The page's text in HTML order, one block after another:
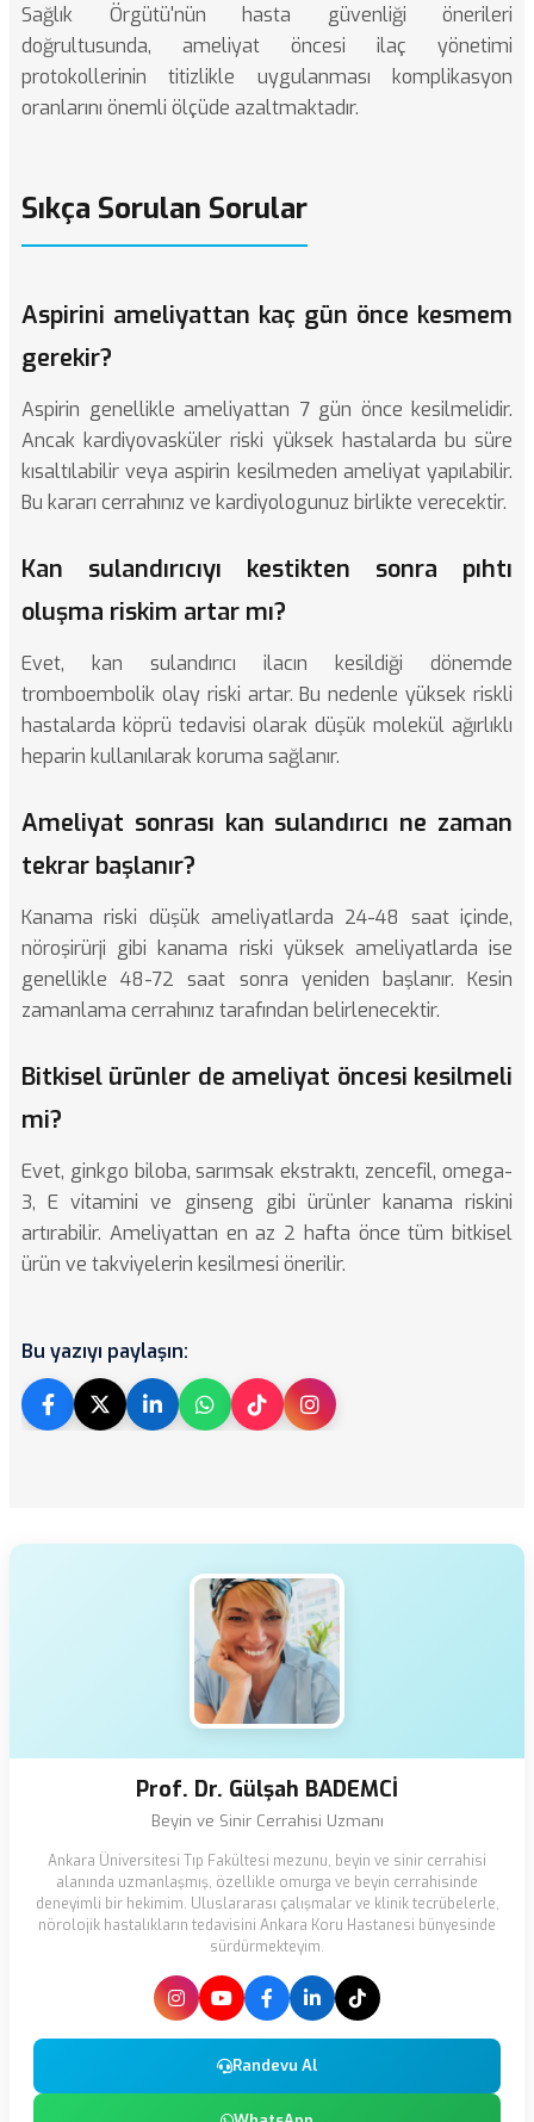
Sağlık Örgütü'nün hasta güvenliği önerileri
doğrultusunda, ameliyat öncesi ilaç yönetimi
protokollerinin titizlikle uygulanması komplikasyon
oranlarını önemli ölçüde azaltmaktadır.
Sıkça Sorulan Sorular
Aspirini ameliyattan kaç gün önce kesmem
gerekir?
Aspirin genellikle ameliyattan 7 gün önce kesilmelidir.
Ancak kardiyovasküler riski yüksek hastalarda bu süre
kısaltılabilir veya aspirin kesilmeden ameliyat yapılabilir.
Bu kararı cerrahınız ve kardiyologunuz birlikte verecektir.
Kan sulandırıcıyı kestikten sonra pıhtı
oluşma riskim artar mı?
Evet, kan sulandırıcı ilacın kesildiği dönemde
tromboembolik olay riski artar. Bu nedenle yüksek riskli
hastalarda köprü tedavisi olarak düşük molekül ağırlıklı
heparin kullanılarak koruma sağlanır.
Ameliyat sonrası kan sulandırıcı ne zaman
tekrar başlanır?
Kanama riski düşük ameliyatlarda 24-48 saat içinde,
nöroşirürji gibi kanama riski yüksek ameliyatlarda ise
genellikle 48-72 saat sonra yeniden başlanır. Kesin
zamanlama cerrahınız tarafından belirlenecektir.
Bitkisel ürünler de ameliyat öncesi kesilmeli
mi?
Evet, ginkgo biloba, sarımsak ekstraktı, zencefil, omega-
3, E vitamini ve ginseng gibi ürünler kanama riskini
artırabilir. Ameliyattan en az 2 hafta önce tüm bitkisel
ürün ve takviyelerin kesilmesi önerilir.
Bu yazıyı paylaşın:
Prof. Dr. Gülşah BADEMCİ
Beyin ve Sinir Cerrahisi Uzmanı
Ankara Üniversitesi Tıp Fakültesi mezunu, beyin ve sinir cerrahisi
alanında uzmanlaşmış, özellikle omurga ve beyin cerrahisinde
deneyimli bir hekimim. Uluslararası çalışmalar ve klinik tecrübelerle,
nörolojik hastalıkların tedavisini Ankara Koru Hastanesi bünyesinde
sürdürmekteyim.
Randevu Al